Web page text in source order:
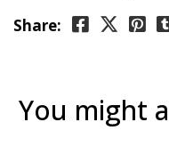
Share:
You might